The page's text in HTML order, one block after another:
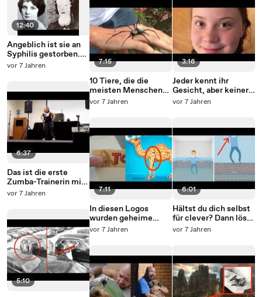
12:40
Angeblich ist sie an
Syphilis gestorben.
Aber als sie ihren
vor 7 Jahren
6:37
Das ist die erste
Zumba-Trainerin mit
Down-Syndrom!
vor 7 Jahren
5:10
7:15
10 Tiere, die die
meisten Menschen
töten.
vor 7 Jahren
7:11
In diesen Logos
wurden geheime
Botschaften
vor 7 Jahren
3:16
Jeder kennt ihr
Gesicht, aber keiner
kennt ihre wahre
vor 7 Jahren
6:01
Hältst du dich selbst
für clever? Dann löse
die 5 Rätsel.
vor 7 Jahren